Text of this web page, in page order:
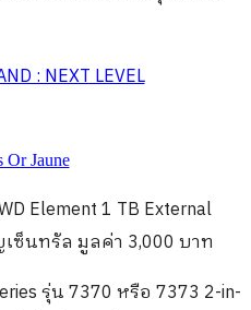
Element 1 TB External
ซ็นทรัล มูลค่า 3,000 บาท
รุ่น 7370 หรือ 7373 2-in-